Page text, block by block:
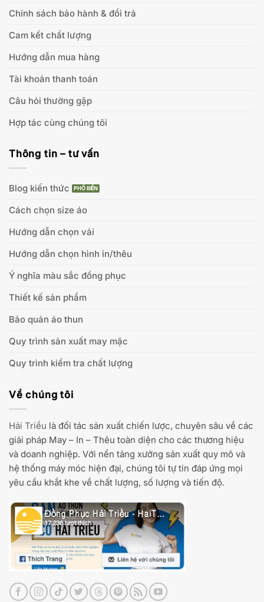
Chính sách bảo hành & đổi trả
Cam kết chất lượng
Hướng dẫn mua hàng
Tài khoản thanh toán
Câu hỏi thường gặp
Hợp tác cùng chúng tôi
Thông tin – tư vấn
Blog kiến thức
Cách chọn size áo
Hướng dẫn chọn vải
Hướng dẫn chọn hình in/thêu
Ý nghĩa màu sắc đồng phục
Thiết kế sản phẩm
Bảo quản áo thun
Quy trình sản xuất may mặc
Quy trình kiểm tra chất lượng
Về chúng tôi
Hải Triều là đối tác sản xuất chiến lược, chuyên sâu về các
giải pháp May – In – Thêu toàn diện cho các thương hiệu
và doanh nghiệp. Với nền tảng xưởng sản xuất quy mô và
hệ thống máy móc hiện đại, chúng tôi tự tin đáp ứng mọi
yêu cầu khắt khe về chất lượng, số lượng và tiến độ.